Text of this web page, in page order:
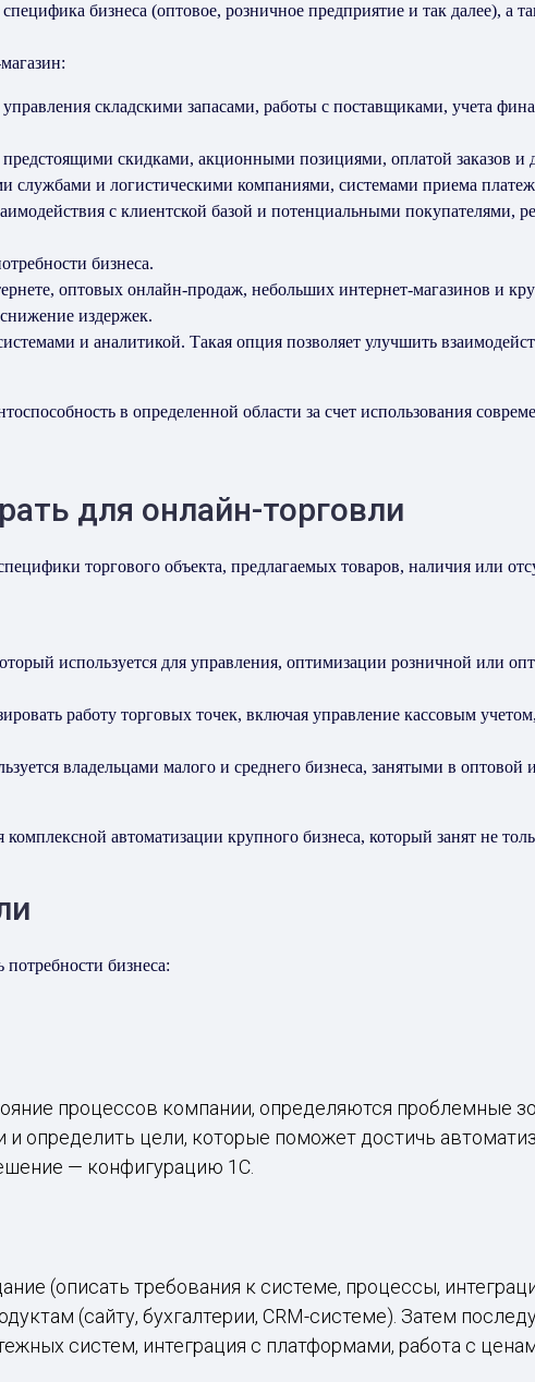
бизнеса (оптовое, розничное предприятие и так далее), а
складскими запасами, работы с поставщиками, учета
скидками, акционными позициями, оплатой заказов и
службами и логистическими компаниями, системами приема
с клиентской базой и потенциальными покупателями,
бизнеса.
оптовых онлайн-продаж, небольших интернет-магазинов и
издержек.
и аналитикой. Такая опция позволяет улучшить
в определенной области за счет использования
для онлайн-торговли
торгового объекта, предлагаемых товаров, наличия или
используется для управления, оптимизации розничной или
работу торговых точек, включая управление кассовым
владельцами малого и среднего бизнеса, занятыми в
автоматизации крупного бизнеса, который занят не
бизнеса:
процессов компании, определяются проблемные
и определить цели, которые поможет достичь
— конфигурацию 1С.
(описать требования к системе, процессы,
(сайту, бухгалтерии, CRM-системе). Затем
систем, интеграция с платформами, работа с